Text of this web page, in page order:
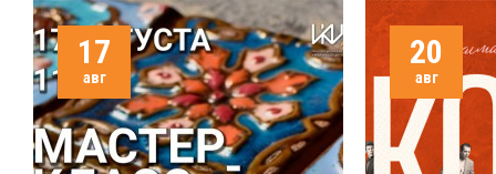
17
авг
20
авг